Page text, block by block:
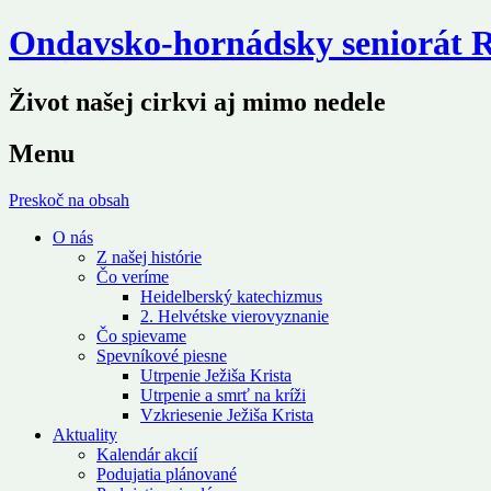
Ondavsko-hornádsky seniorát
Život našej cirkvi aj mimo nedele
Menu
Preskoč na obsah
O nás
Z našej histórie
Čo veríme
Heidelberský katechizmus
2. Helvétske vierovyznanie
Čo spievame
Spevníkové piesne
Utrpenie Ježiša Krista
Utrpenie a smrť na kríži
Vzkriesenie Ježiša Krista
Aktuality
Kalendár akcií
Podujatia plánované